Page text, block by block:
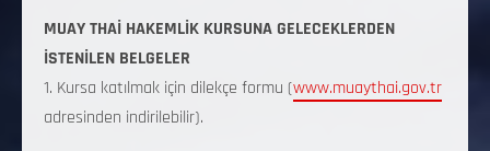
MUAY THAİ HAKEMLİK KURSUNA GELECEKLERDEN
İSTENİLEN BELGELER
1. Kursa katılmak için dilekçe formu (www.muaythai.gov.tr
adresinden indirilebilir).